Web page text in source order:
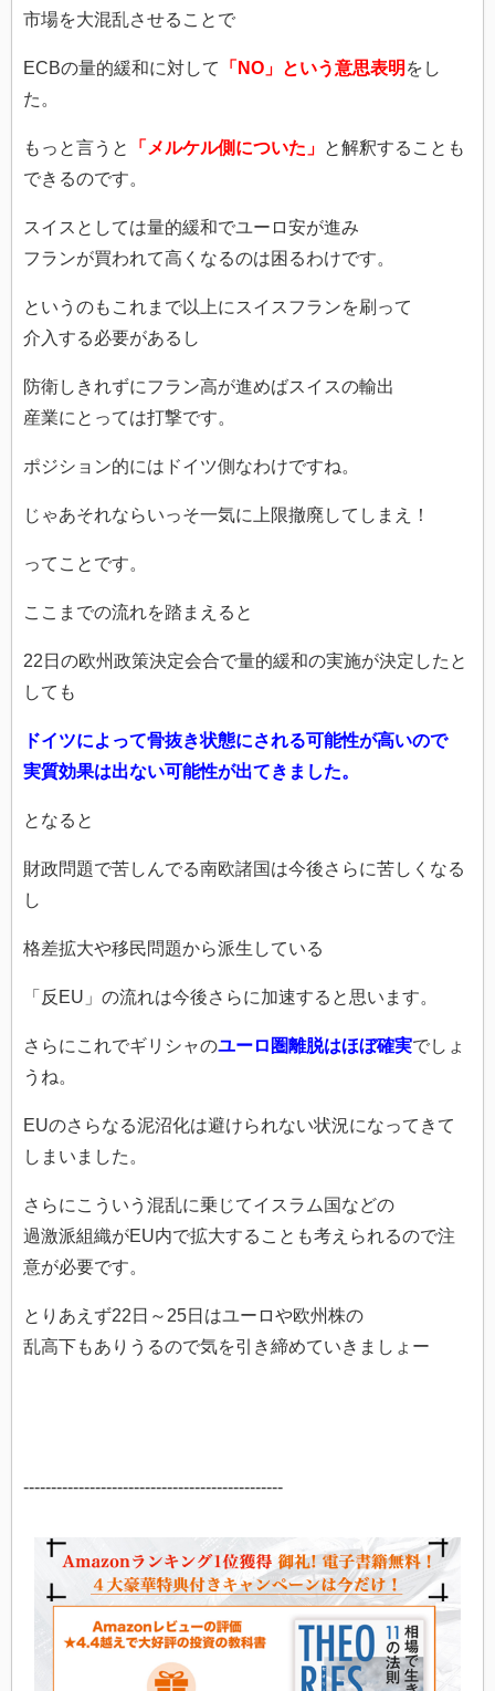
市場を大混乱させることで
ECBの量的緩和に対して 「NO」という意思表明 をし
た。
もっと言うと 「メルケル側についた」 と解釈することも
できるのです。
スイスとしては量的緩和でユーロ安が進み
フランが買われて高くなるのは困るわけです。
というのもこれまで以上にスイスフランを刷って
介入する必要があるし
防衛しきれずにフラン高が進めばスイスの輸出
産業にとっては打撃です。
ポジション的にはドイツ側なわけですね。
じゃあそれならいっそ一気に上限撤廃してしまえ！
ってことです。
ここまでの流れを踏まえると
22日の欧州政策決定会合で量的緩和の実施が決定したと
しても
ドイツによって骨抜き状態にされる可能性が高いので
実質効果は出ない可能性が出てきました。
となると
財政問題で苦しんでる南欧諸国は今後さらに苦しくなる
し
格差拡大や移民問題から派生している
「反EU」の流れは今後さらに加速すると思います。
さらにこれでギリシャのユーロ圏離脱はほぼ確実でしょ
うね。
EUのさらなる泥沼化は避けられない状況になってきて
しまいました。
さらにこういう混乱に乗じてイスラム国などの
過激派組織がEU内で拡大することも考えられるので注
意が必要です。
とりあえず22日～25日はユーロや欧州株の
乱高下もありうるので気を引き締めていきましょー
-----------------------------------------------